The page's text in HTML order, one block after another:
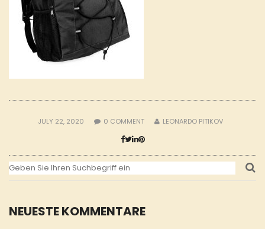
NEUESTE KOMMENTARE
JULY 22, 2020 0 COMMENT LEONARDO PITIKOV